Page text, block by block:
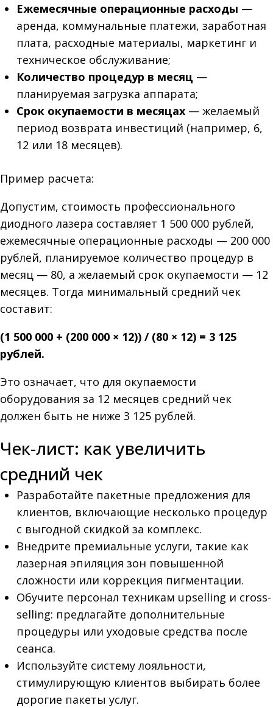
Ежемесячные операционные расходы —
аренда, коммунальные платежи, заработная
плата, расходные материалы, маркетинг и
техническое обслуживание;
Количество процедур в месяц —
планируемая загрузка аппарата;
Срок окупаемости в месяцах — желаемый
период возврата инвестиций (например, 6,
12 или 18 месяцев).
Пример расчета:
Допустим, стоимость профессионального
диодного лазера составляет 1 500 000 рублей,
ежемесячные операционные расходы — 200 000
рублей, планируемое количество процедур в
месяц — 80, а желаемый срок окупаемости — 12
месяцев. Тогда минимальный средний чек
составит:
(1 500 000 + (200 000 × 12)) / (80 × 12) = 3 125
рублей.
Это означает, что для окупаемости
оборудования за 12 месяцев средний чек
должен быть не ниже 3 125 рублей.
Чек-лист: как увеличить
средний чек
Разработайте пакетные предложения для
клиентов, включающие несколько процедур
с выгодной скидкой за комплекс.
Внедрите премиальные услуги, такие как
лазерная эпиляция зон повышенной
сложности или коррекция пигментации.
Обучите персонал техникам upselling и cross-
selling: предлагайте дополнительные
процедуры или уходовые средства после
сеанса.
Используйте систему лояльности,
стимулирующую клиентов выбирать более
дорогие пакеты услуг.